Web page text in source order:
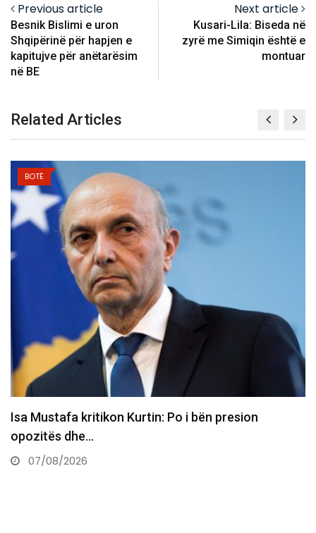
Previous article
Besnik Bislimi e uron
Shqipërinë për hapjen e
kapitujve për anëtarësim
në BE
Next article
Kusari-Lila: Biseda në
zyrë me Simiqin është e
montuar
Related Articles
BOTË
​Familja në pritje të trupave të familjarëve që
humbën jetën…
07/08/2026